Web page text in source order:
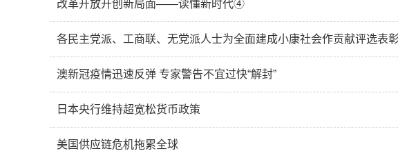
改革开放开创新局面——读懂新时代④
澳新冠疫情迅速反弹 专家警告不宜过快“解封”
日本央行维持超宽松货币政策
美国供应链危机拖累全球